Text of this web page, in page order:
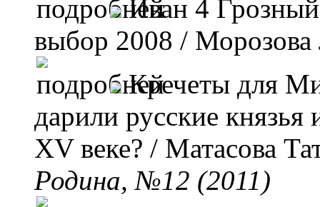
Иван 4
выбор 2008 / Морозова
Кречеты для
дарили русские
ХV веке? / Матасова
Родина, №12 (2011)